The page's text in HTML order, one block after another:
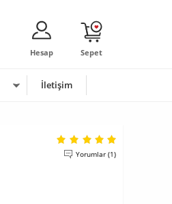
Sepet
Hesap
İletişim
Yorumlar (1)